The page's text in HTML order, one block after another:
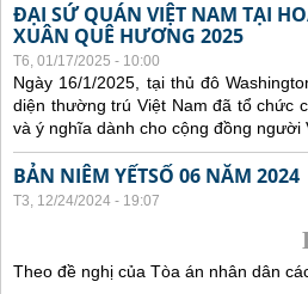
ĐẠI SỨ QUÁN VIỆT NAM TẠI
XUÂN QUÊ HƯƠNG 2025
T6, 01/17/2025 - 10:00
Ngày 16/1/2025, tại thủ đô
diện thường trú Việt Nam đã tổ chức
và ý nghĩa dành cho cộng đồng người
BẢN NIÊM YẾTSỐ 06 NĂM 2024
T3, 12/24/2024 - 19:07
Theo đề nghị của Tòa án nhân dân